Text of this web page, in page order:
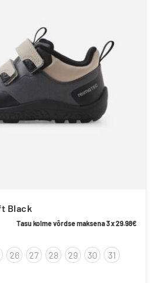
Black
Tasu kolme võrdse maksena 3 x29.98€
26 27 28 29 30 31